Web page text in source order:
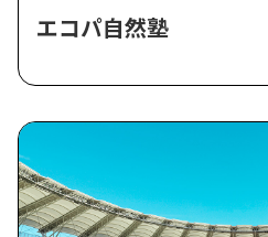
エコパ自然塾